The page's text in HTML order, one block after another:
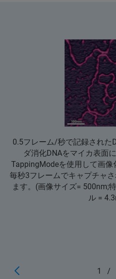
0.5フレーム/秒で記録された
ダ消化DNAをマイカ表面
TappingModeを使用して画像
毎秒3フレームでキャプチャ
ます。(画像サイズ= 500nm;
ル =
1 /